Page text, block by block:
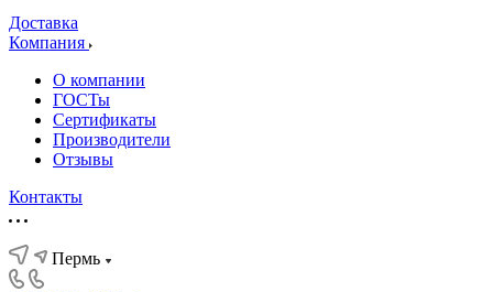
Доставка
Компания
О компании
ГОСТы
Сертификаты
Производители
Отзывы
Контакты
Пермь